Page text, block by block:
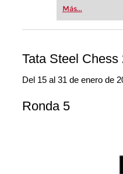
Más...
Tata Steel Chess
Del 15 al 31 de enero de
Ronda 5